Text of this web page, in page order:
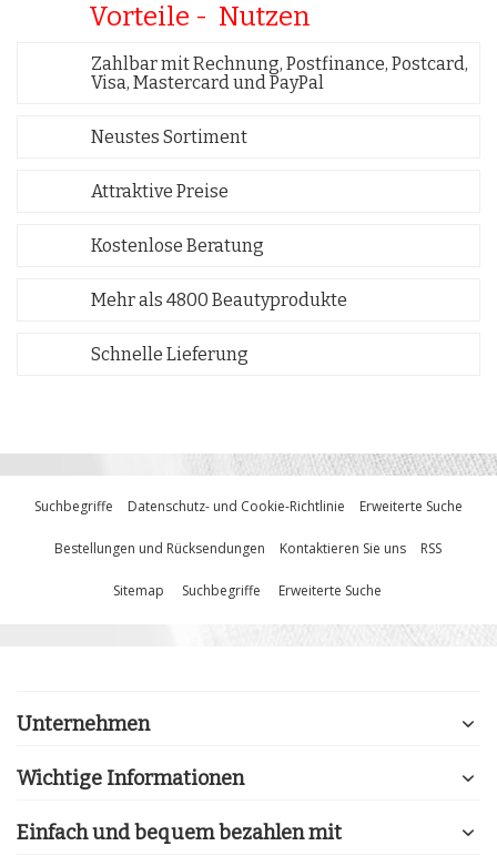
Vorteile - Nutzen
Zahlbar mit Rechnung, Postfinance, Postcard,
Visa, Mastercard und PayPal
Neustes Sortiment
Attraktive Preise
Kostenlose Beratung
Mehr als 4800 Beautyprodukte
Schnelle Lieferung
Suchbegriffe Datenschutz- und Cookie-Richtlinie Erweiterte Suche
Bestellungen und Rücksendungen Kontaktieren Sie uns RSS
Sitemap Suchbegriffe Erweiterte Suche
Unternehmen
Wichtige Informationen
Einfach und bequem bezahlen mit